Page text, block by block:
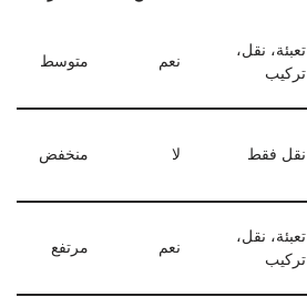
تعبئة، نقل،
تركيب
نعم متوسط
نقل فقط لا منخفض
تعبئة، نقل،
تركيب
نعم مرتفع